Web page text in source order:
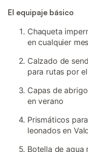
El equipaje básico
Chaqueta
en cualquier
Calzado de
para rutas por
Capas de
en verano
Prismáticos
leonados en
Botella de agua